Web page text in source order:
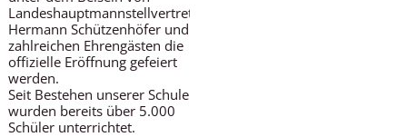
Landeshauptmannstellvertreter
Hermann Schützenhöfer und
zahlreichen Ehrengästen die
offizielle Eröffnung gefeiert
werden.
Seit Bestehen unserer Schule
wurden bereits über 5.000
Schüler unterrichtet.